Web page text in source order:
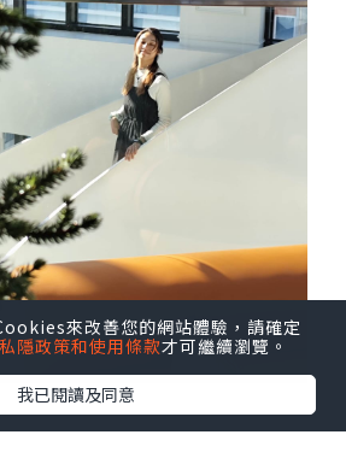
來改善您的網站體驗，請確定
私隱政策和使用條款才可繼續瀏覽。
我已閱讀及同意